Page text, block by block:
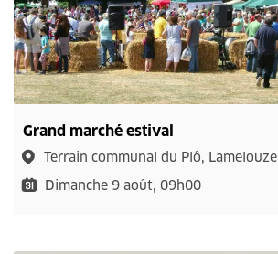
Grand marché estival
Terrain communal du Plô, Lamelouze
Dimanche 9 août, 09h00